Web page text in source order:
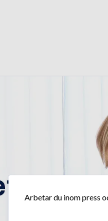
Arbetar du inom press